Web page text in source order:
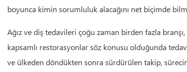
boyunca kimin sorumluluk alacağını net biçimde
Ağız ve diş tedavileri çoğu zaman birden fazla
kapsamlı restorasyonlar söz konusu olduğunda
ve ülkeden döndükten sonra sürdürülen takip,